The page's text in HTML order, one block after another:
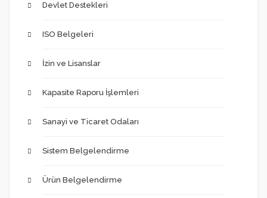
Devlet Destekleri
ISO Belgeleri
İzin ve Lisanslar
Kapasite Raporu İşlemleri
Sanayi ve Ticaret Odaları
Sistem Belgelendirme
Ürün Belgelendirme